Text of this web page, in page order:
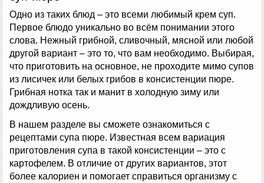
Одно из таких блюд – это всеми любимый крем суп.
Первое блюдо уникально во всём понимании этого
слова. Нежный грибной, сливочный, мясной или любой
другой вариант – это то, что вам необходимо. Выбирая,
что приготовить на основное, не проходите мимо супов
из лисичек или белых грибов в консистенции пюре.
Грибная нотка так и манит в холодную зиму или
дождливую осень.
В нашем разделе вы сможете ознакомиться с
рецептами супа пюре. Известная всем вариация
приготовления супа в такой консистенции – это с
картофелем. В отличие от других вариантов, этот
более калориен и помогает справиться организму с